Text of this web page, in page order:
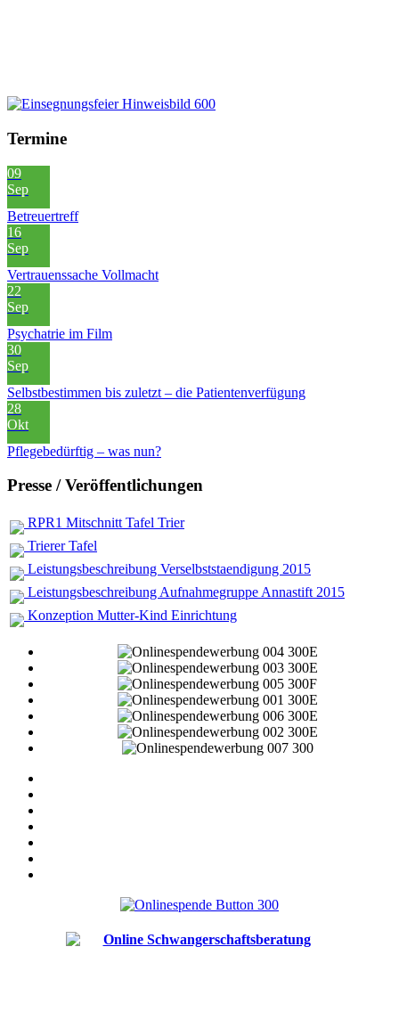
Termine
09
Sep
Betreuertreff
16
Sep
Vertrauenssache Vollmacht
22
Sep
Psychatrie im Film
30
Sep
Selbstbestimmen bis zuletzt – die Patientenverfügung
28
Okt
Pflegebedürftig – was nun?
Presse / Veröffentlichungen
RPR1 Mitschnitt Tafel Trier
Trierer Tafel
Leistungsbeschreibung Verselbststaendigung 2015
Leistungsbeschreibung Aufnahmegruppe Annastift 2015
Konzeption Mutter-Kind Einrichtung